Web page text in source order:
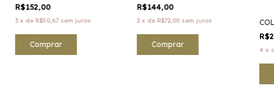
R$152,00
3 x de R$50,67 sem juros
R$144,00
2 xdeR$72,00 sem juros
4 x